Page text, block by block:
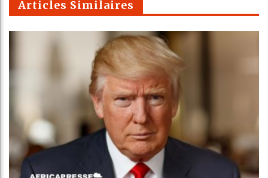
Articles Similaires